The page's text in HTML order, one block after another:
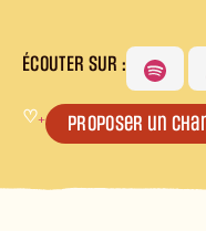
ÉCOUTER SUR :
♡+ Proposer un